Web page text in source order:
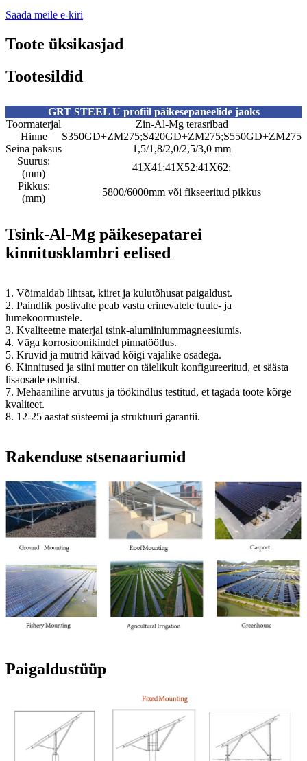
Saada meile e-kiri
Toote üksikasjad
Tootesildid
GRT STEEL U profiil päikesepaneelide jaoks
Toormaterjal
Zin-Al-Mg terasribad
Hinne
S350GD+ZM275;S420GD+ZM275;S550GD+ZM275
Seina paksus
1,5/1,8/2,0/2,5/3,0 mm
Suurus:
(mm)
41X41;41X52;41X62;
Pikkus:
(mm)
5800/6000mm või fikseeritud pikkus
Tsink-Al-Mg päikesepatarei
kinnitusklambri eelised
1. Võimaldab lihtsat, kiiret ja kulutõhusat paigaldust.
2. Paindlik postivahe peab vastu erinevatele tuule- ja
lumekoormustele.
3. Kvaliteetne materjal tsink-alumiiniummagneesiumis.
4. Väga korrosioonikindel pinnatöötlus.
5. Kruvid ja mutrid käivad kõigi vajalike osadega.
6. Kinnitused ja siini mutter on täielikult konfigureeritud, et säästa
lisaosade ostmist.
7. Mehaaniline arvutus ja töökindlus testitud, et tagada toote kõrge
kvaliteet.
8. 12-25 aastat süsteemi ja struktuuri garantii.
Rakenduse stsenaariumid
Paigaldustüüp